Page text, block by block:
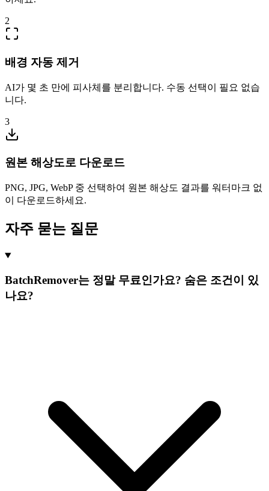
2
배경 자동 제거
AI가 몇 초 만에 피사체를 분리합니다. 수동 선택이 필요 없습
니다.
3
원본 해상도로 다운로드
PNG, JPG, WebP 중 선택하여 원본 해상도 결과를 워터마크 없
이 다운로드하세요.
자주 묻는 질문
BatchRemover는 정말 무료인가요? 숨은 조건이 있
나요?